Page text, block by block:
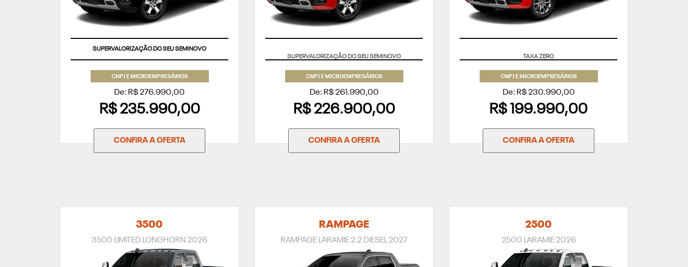
SUPERVALORIZAÇÃO DO SEU SEMINOVO
CNPJ E MICROEMPRESÁRIOS
De: R$ 276.990,00
R$ 235.990,00
CONFIRA A OFERTA
CNPJ E MICROEMPRESÁRIOS
De: R$ 261.990,00
R$ 226.900,00
CONFIRA A OFERTA
CNPJ E MICROEMPRESÁRIOS
De: R$ 230.990,00
R$ 199.990,00
CONFIRA A OFERTA
3500
3500 LIMITED LONGHORN 2026
RAMPAGE
RAMPAGE LARAMIE 2.2 DIESEL 2027
2500
2500 LARAMIE 2026